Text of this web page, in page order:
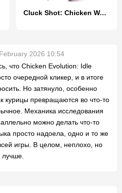
Cluck Shot: Chicken War FPS
2026 10:54
что Chicken Evolution: Idle
очередной кликер, и в итоге
Но затянуло, особенно
курицы превращаются во что-то
Механика исследования
можно делать что-то
просто надоела, одно и то же
игры. В целом, неплохо, но